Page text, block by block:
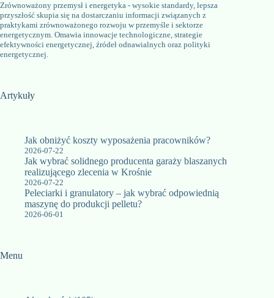
Zrównoważony przemysł i energetyka - wysokie standardy, lepsza
przyszłość skupia się na dostarczaniu informacji związanych z
praktykami zrównoważonego rozwoju w przemyśle i sektorze
energetycznym. Omawia innowacje technologiczne, strategie
efektywności energetycznej, źródeł odnawialnych oraz polityki
energetycznej.
Artykuły
Jak obniżyć koszty wyposażenia pracowników?
2026-07-22
Jak wybrać solidnego producenta garaży blaszanych
realizującego zlecenia w Krośnie
2026-07-22
Peleciarki i granulatory – jak wybrać odpowiednią
maszynę do produkcji pelletu?
2026-06-01
Menu